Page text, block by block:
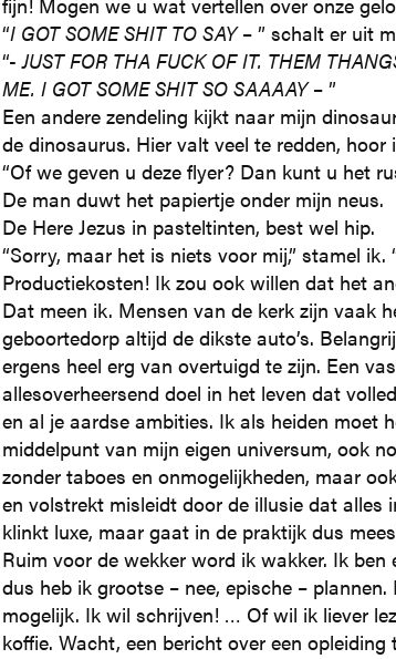
“I GOT SOME SHIT TO SAY– ” schalt er uit
“-JUST FOR THA FUCK OF IT. THEM
ME. I GOT SOME SHIT SO SAAAAY– ”
Een andere zendeling kijkt naar mijn
de dinosaurus. Hier valt veel te redden, hoor
“Of we geven u deze flyer? Dan kunt u het
De man duwt het papiertje onder mijn neus.
De Here Jezus in pasteltinten, best wel hip.
“Sorry, maar het is niets voor mij,” stamel
Productiekosten! Ik zou ook willen dat het
Dat meen ik. Mensen van de kerk zijn vaak
geboortedorp altijd de dikste auto’s.
ergens heel erg van overtuigd te zijn. Een
allesoverheersend doel in het leven dat
en al je aardse ambities. Ik als heiden moet
middelpunt van mijn eigen universum, ook
zonder taboes en onmogelijkheden, maar
en volstrekt misleidt door de illusie dat alles
klinkt luxe, maar gaat in de praktijk dus
Ruim voor de wekker word ik wakker. Ik
dus heb ik grootse – nee, epische –
mogelijk. Ik wil schrijven! … Of wil ik liever
koffie. Wacht, een bericht over een